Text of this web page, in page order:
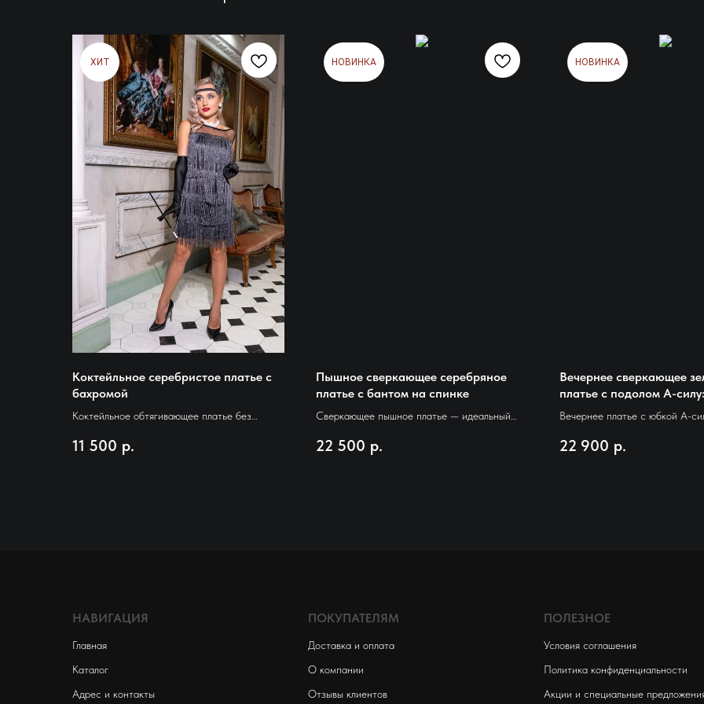
ХИТ
Коктейльное серебристое платье с
бахромой
Коктейльное обтягивающее платье без
сеточки. Полностью украшено бахромой с
11 500 р.
НОВИНКА
Пышное сверкающее серебряное
платье с бантом на спинке
Сверкающее пышное платье — идеальный
верх, расклёшенная юбка, открытые плечи и
22 500 р.
НОВИНКА
Вечернее сверкающее
платье с подолом А-
Вечернее платье с юбкой А-
с чашечками
22 900 р.
НАВИГАЦИЯ
Главная
Каталог
Адрес и контакты
ПОКУПАТЕЛЯМ
Доставка и оплата
О компании
Отзывы клиентов
ПОЛЕЗНОЕ
Условия соглашения
Политика конфиденциальности
Акции и специальные